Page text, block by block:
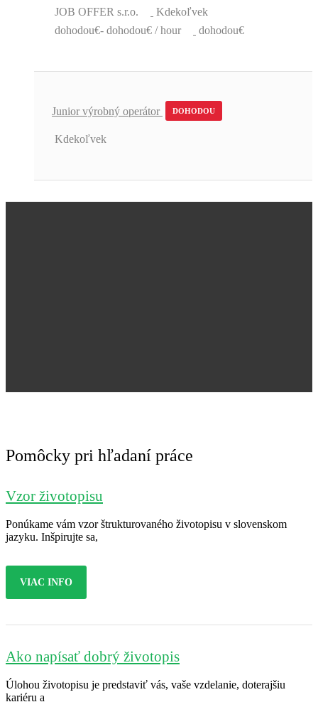
JOB OFFER s.r.o.
Kdekoľvek
dohodou€- dohodou€ / hour
dohodou€
Junior výrobný operátor DOHODOU
Kdekoľvek
Pomôcky pri hľadaní práce
Vzor životopisu
Ponúkame vám vzor štrukturovaného životopisu v slovenskom
jazyku. Inšpirujte sa,
VIAC INFO
Ako napísať dobrý životopis
Úlohou životopisu je predstaviť vás, vaše vzdelanie, doterajšiu
kariéru a